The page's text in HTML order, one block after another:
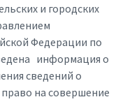
и городских
Федерации по
информация о
сведений о
на совершение